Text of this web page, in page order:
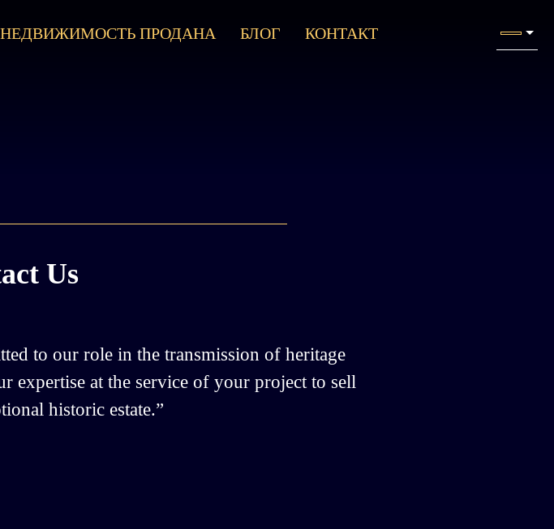
ПРОДАНА БЛОГ КОНТАКТ
Us
to our role in the transmission of heritage
expertise at the service of your project to sell
historic estate.”